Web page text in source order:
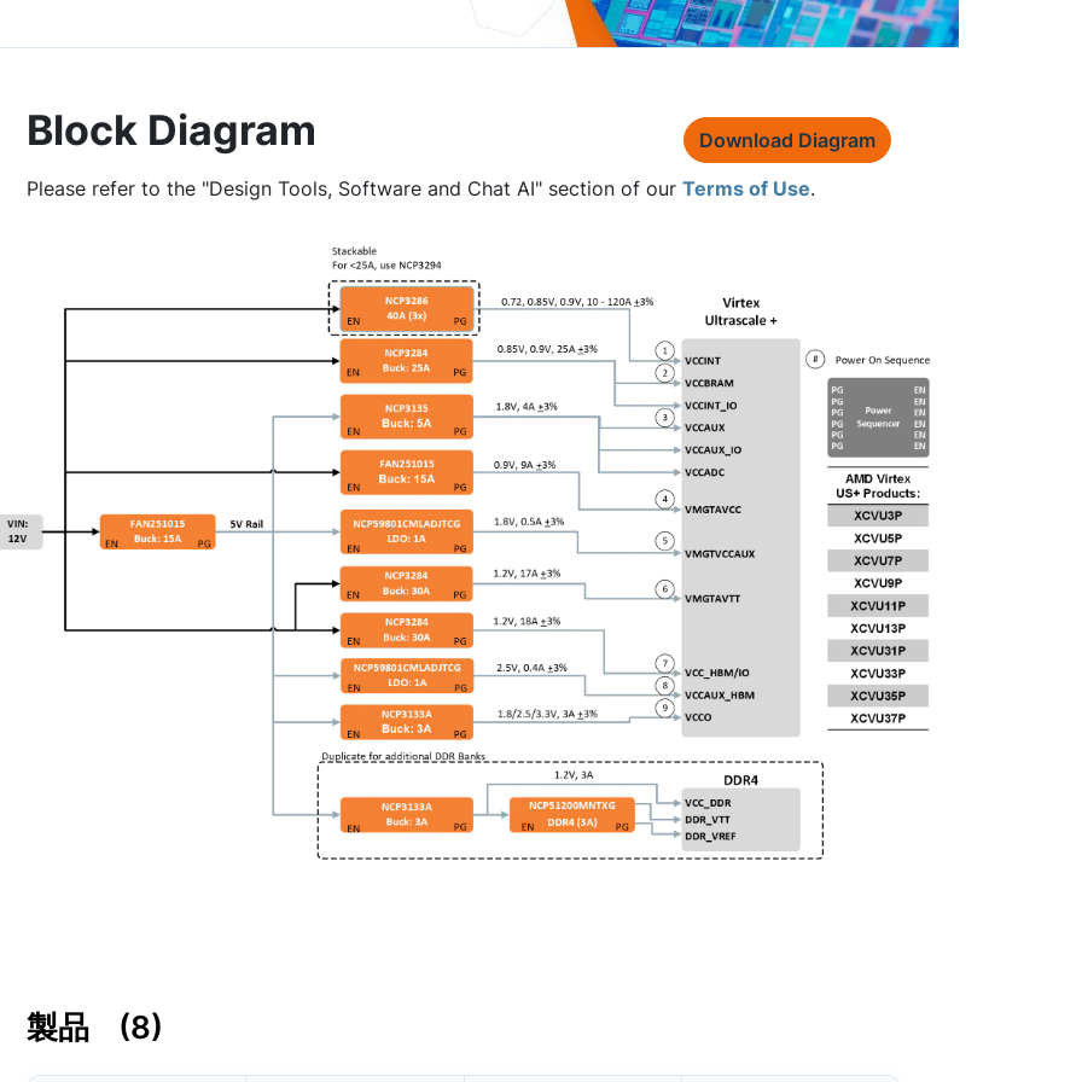
Block Diagram
Download Diagram
Please refer to the "Design Tools, Software and Chat AI" section of our Terms of Use.
製品 (8)